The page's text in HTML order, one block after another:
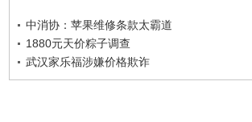
中消协：苹果维修条款太霸道
1880元天价粽子调查
武汉家乐福涉嫌价格欺诈